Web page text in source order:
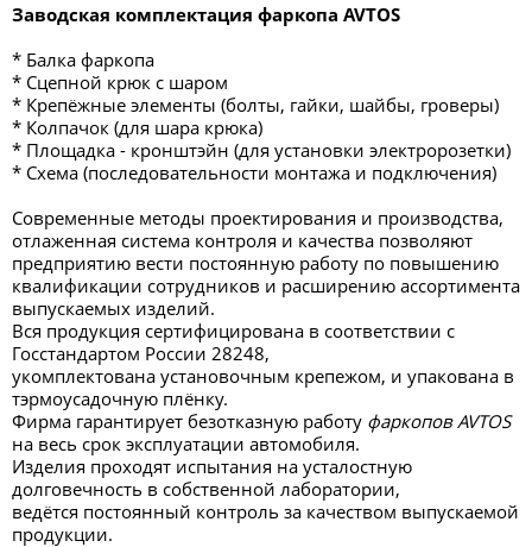
Заводская комплектация фаркопа AVTOS
* Балка фаркопа
* Сцепной крюк с шаром
* Крепёжные элементы (болты, гайки, шайбы, гроверы)
* Колпачок (для шара крюка)
* Площадка - кронштэйн (для установки электророзетки)
* Схема (последовательности монтажа и подключения)
Современные методы проектирования и производства,
отлаженная система контроля и качества позволяют
предприятию вести постоянную работу по повышению
квалификации сотрудников и расширению ассортимента
выпускаемых изделий.
Вся продукция сертифицирована в соответствии с
Госстандартом России 28248,
укомплектована установочным крепежом, и упакована в
тэрмоусадочную плёнку.
Фирма гарантирует безотказную работу фаркопов AVTOS
на весь срок эксплуатации автомобиля.
Изделия проходят испытания на усталостную
долговечность в собственной лаборатории,
ведётся постоянный контроль за качеством выпускаемой
продукции.